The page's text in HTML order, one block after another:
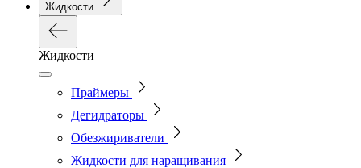
Жидкости
Жидкости
Праймеры
Дегидраторы
Обезжириватели
Жидкости для наращивания